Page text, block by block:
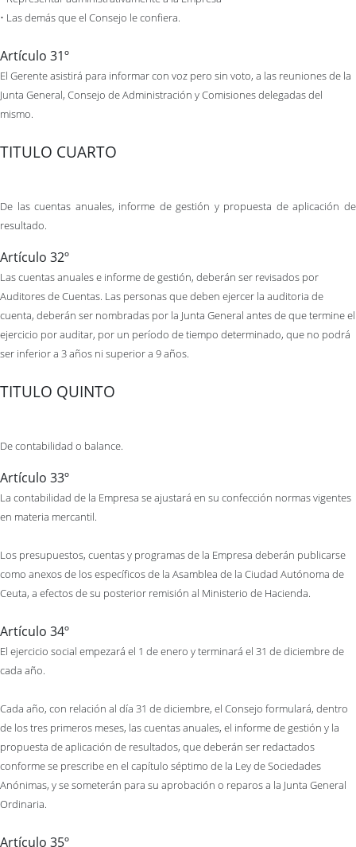
• Las demás que el Consejo le confiera.
Artículo 31º
El Gerente asistirá para informar con voz pero sin voto, a las reuniones de la
Junta General, Consejo de Administración y Comisiones delegadas del
mismo.
TITULO CUARTO
De las cuentas anuales, informe de gestión y propuesta de aplicación de
resultado.
Artículo 32º
Las cuentas anuales e informe de gestión, deberán ser revisados por
Auditores de Cuentas. Las personas que deben ejercer la auditoria de
cuenta, deberán ser nombradas por la Junta General antes de que termine el
ejercicio por auditar, por un período de tiempo determinado, que no podrá
ser inferior a 3 años ni superior a 9 años.
TITULO QUINTO
De contabilidad o balance.
Artículo 33º
La contabilidad de la Empresa se ajustará en su confección normas vigentes
en materia mercantil.
Los presupuestos, cuentas y programas de la Empresa deberán publicarse
como anexos de los específicos de la Asamblea de la Ciudad Autónoma de
Ceuta, a efectos de su posterior remisión al Ministerio de Hacienda.
Artículo 34º
El ejercicio social empezará el 1 de enero y terminará el 31 de diciembre de
cada año.
Cada año, con relación al día 31 de diciembre, el Consejo formulará, dentro
de los tres primeros meses, las cuentas anuales, el informe de gestión y la
propuesta de aplicación de resultados, que deberán ser redactados
conforme se prescribe en el capítulo séptimo de la Ley de Sociedades
Anónimas, y se someterán para su aprobación o reparos a la Junta General
Ordinaria.
Artículo 35º